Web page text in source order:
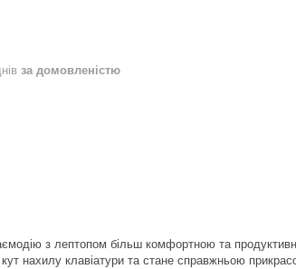
за домовленістю
з лептопом більш комфортною та
нахилу клавіатури та стане справжньою